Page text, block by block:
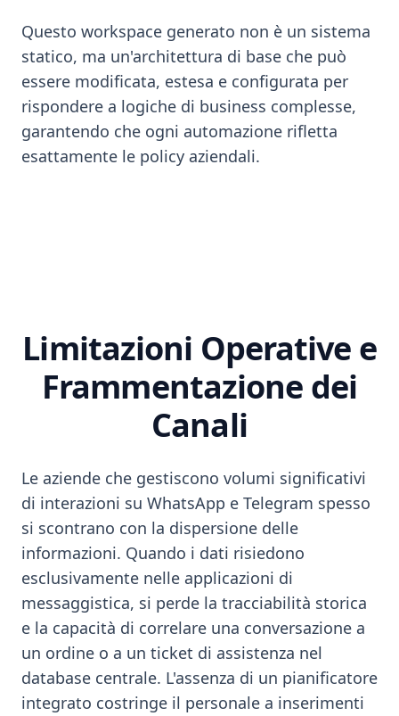
Questo workspace generato non è un sistema
statico, ma un'architettura di base che può
essere modificata, estesa e configurata per
rispondere a logiche di business complesse,
garantendo che ogni automazione rifletta
esattamente le policy aziendali.
Limitazioni Operative e
Frammentazione dei
Canali
Le aziende che gestiscono volumi significativi
di interazioni su WhatsApp e Telegram spesso
si scontrano con la dispersione delle
informazioni. Quando i dati risiedono
esclusivamente nelle applicazioni di
messaggistica, si perde la tracciabilità storica
e la capacità di correlare una conversazione a
un ordine o a un ticket di assistenza nel
database centrale. L'assenza di un pianificatore
integrato costringe il personale a inserimenti